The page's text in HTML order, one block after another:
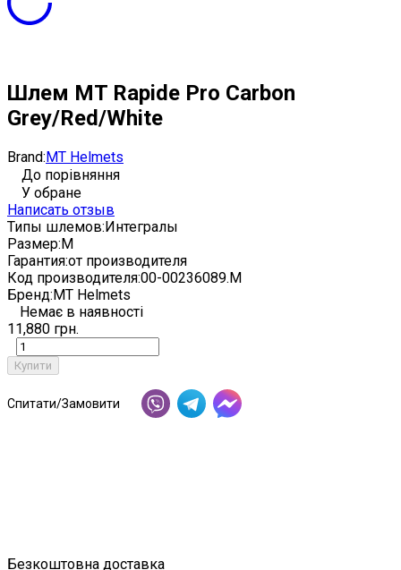
Шлем MT Rapide Pro Carbon
Grey/Red/White
Brand:MT Helmets
До порівняння
У обране
Написать отзыв
Типы шлемов:Интегралы
Размер:M
Гарантия:от производителя
Код производителя:00-00236089.M
Бренд:MT Helmets
Немає в наявності
11,880 грн.
Купити
Спитати/Замовити
Безкоштовна доставка